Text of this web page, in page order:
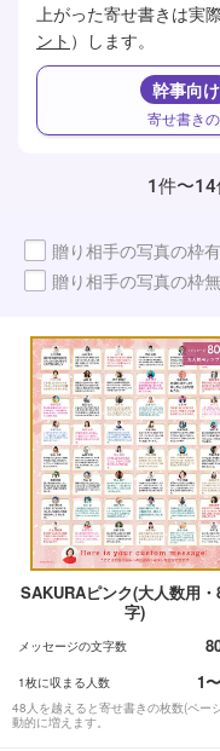
上がった寄せ書きは実
ント ）します。
幹事向け
寄せ書き
1件〜
贈り相手の写真の枠
贈り相手の写真の枠
SAKURAピンク(大人数用
字)
メッセージの文字数
1枚に収まる人数 1
48人を越えると寄せ書きの枚数(ペー
動的に増えます。